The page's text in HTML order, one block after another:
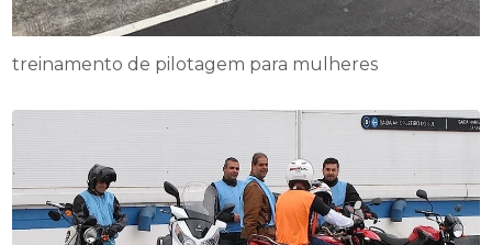
treinamento de pilotagem para mulheres